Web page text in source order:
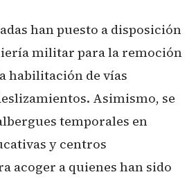
han puesto a disposición
militar para la remoción
habilitación de vías
Asimismo, se
temporales en
y centros
acoger a quienes han sido